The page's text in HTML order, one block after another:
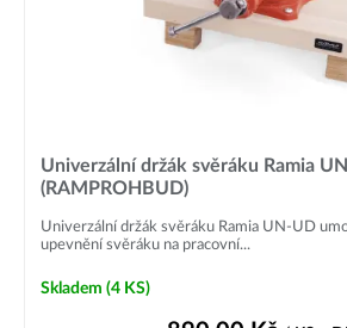
Univerzální držák svěráku Ramia
(RAMPROHBUD)
Univerzální držák svěráku Ramia UN-UD
upevnění svěráku na pracovní...
Skladem (4 KS)